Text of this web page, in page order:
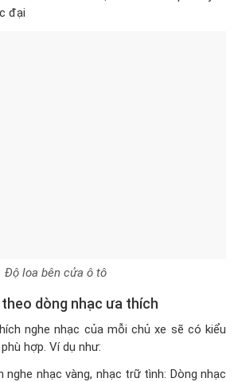
đại
Độ loa bên cửa ô tô
dòng nhạc ưa thích
nghe nhạc của mỗi chủ xe sẽ có kiểu
hợp. Ví dụ như:
nhạc vàng, nhạc trữ tình: Dòng nhạc